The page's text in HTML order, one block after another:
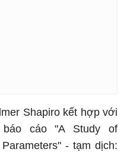
Shapiro kết hợp với
cáo "A Study of
- tạm dịch: